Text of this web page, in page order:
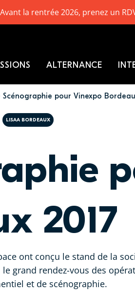
Scénographie pour Vinexpo
LISAA BORDEAUX
2017
ont conçu le stand de la
le grand rendez-vous des
et de scénographie.
ALTERNANCE
la rentrée 2026, prenez un